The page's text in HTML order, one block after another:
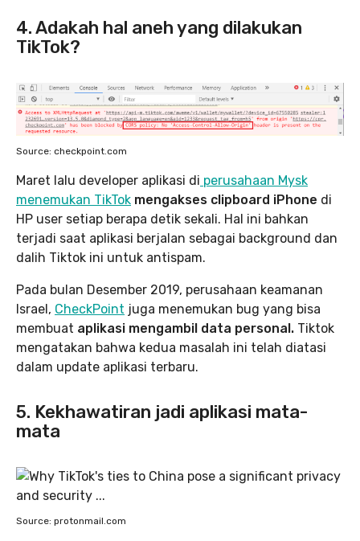
4. Adakah hal aneh yang dilakukan
TikTok?
Source: checkpoint.com
Maret lalu developer aplikasi di perusahaan Mysk
menemukan TikTok mengakses clipboard iPhone di
HP user setiap berapa detik sekali. Hal ini bahkan
terjadi saat aplikasi berjalan sebagai background dan
dalih Tiktok ini untuk antispam.
Pada bulan Desember 2019, perusahaan keamanan
Israel, CheckPoint juga menemukan bug yang bisa
membuat aplikasi mengambil data personal. Tiktok
mengatakan bahwa kedua masalah ini telah diatasi
dalam update aplikasi terbaru.
5. Kekhawatiran jadi aplikasi mata-
mata
Source: protonmail.com